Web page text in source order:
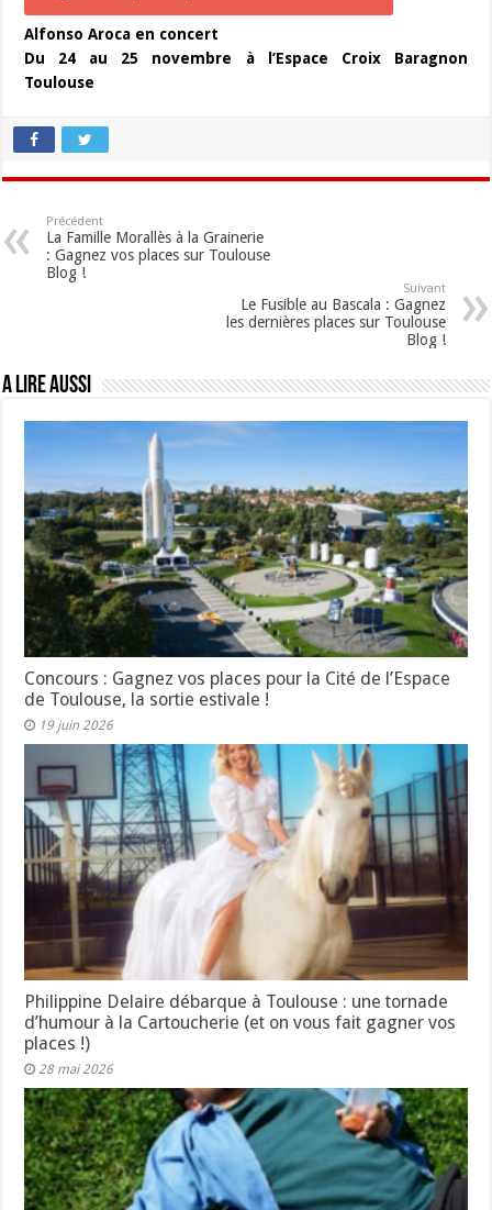
Alfonso Aroca en concert
Du 24 au 25 novembre à l’Espace Croix Baragnon
Toulouse
Précédent
La Famille Morallès à la Grainerie
: Gagnez vos places sur Toulouse
Blog !
Suivant
Le Fusible au Bascala : Gagnez
les dernières places sur Toulouse
Blog !
A lire aussi
Concours : Gagnez vos places pour la Cité de l’Espace
de Toulouse, la sortie estivale !
19 juin 2026
Philippine Delaire débarque à Toulouse : une tornade
d’humour à la Cartoucherie (et on vous fait gagner vos
places !)
28 mai 2026